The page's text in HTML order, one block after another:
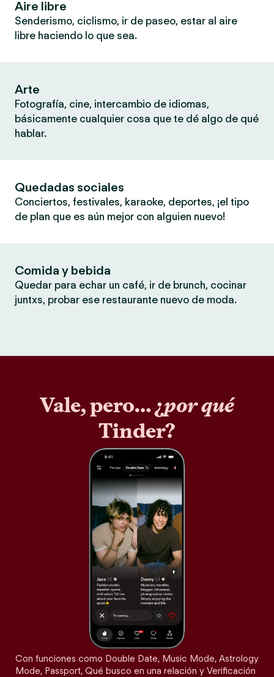
Aire libre
Senderismo, ciclismo, ir de paseo, estar al aire
libre haciendo lo que sea.
Arte
Fotografía, cine, intercambio de idiomas,
básicamente cualquier cosa que te dé algo de qué
hablar.
Quedadas sociales
Conciertos, festivales, karaoke, deportes, ¡el tipo
de plan que es aún mejor con alguien nuevo!
Comida y bebida
Quedar para echar un café, ir de brunch, cocinar
juntxs, probar ese restaurante nuevo de moda.
Vale, pero… ¿por qué
Tinder?
Con funciones como Double Date, Music Mode, Astrology
Mode, Passport, Qué busco en una relación y Verificación